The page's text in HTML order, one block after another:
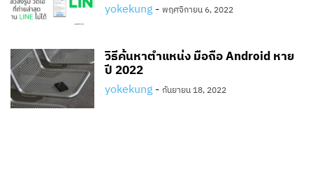
yokekung - พฤศจิกายน 6, 2022
วิธีค้นหาตำแหน่ง มือถือ Android หาย
ปี 2022
yokekung - กันยายน 18, 2022